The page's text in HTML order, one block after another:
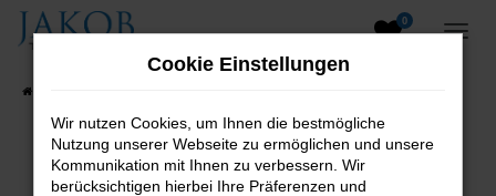
Zum
0
B2B-Shop
Cookie Einstellungen
Wir nutzen Cookies, um Ihnen die bestmögliche
Nutzung unserer Webseite zu ermöglichen und unsere
Kommunikation mit Ihnen zu verbessern. Wir
berücksichtigen hierbei Ihre Präferenzen und